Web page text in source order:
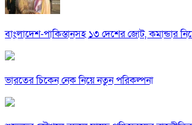
বাংলাদেশ-পাকিস্তানসহ ১৩ দেশের জোট, কমান্ডার
ভারতের চিকেন নেক নিয়ে নতুন পরিকল্পনা